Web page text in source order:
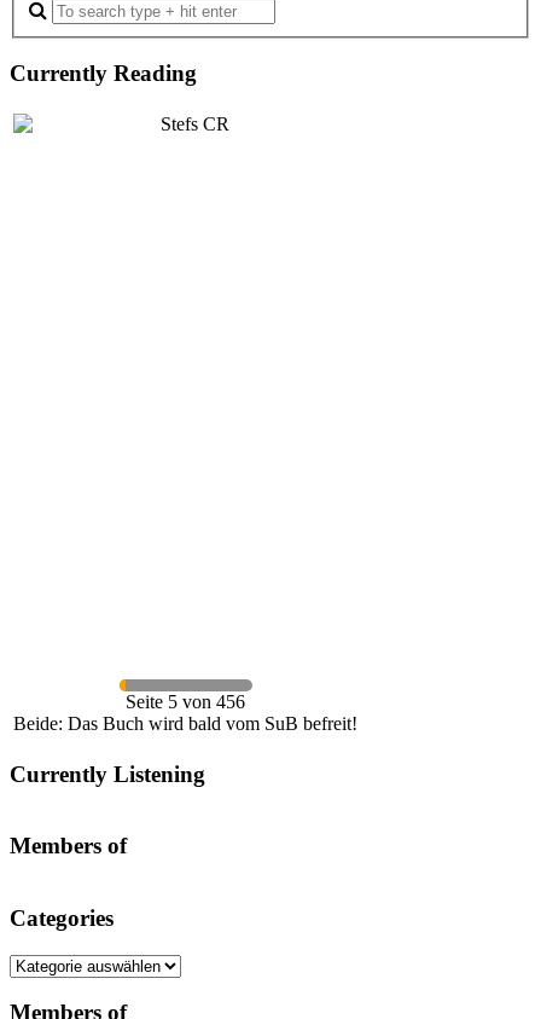
Currently Reading
Seite 5 von 456
Beide: Das Buch wird bald vom SuB befreit!
Currently Listening
Members of
Categories
Categories
Members of